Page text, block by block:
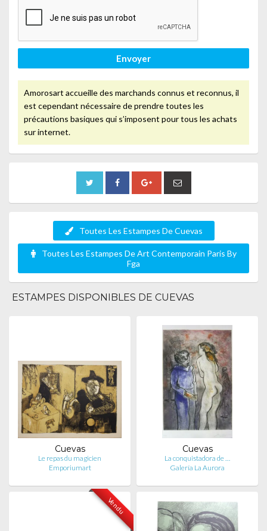
Envoyer
Amorosart accueille des marchands connus et reconnus, il
est cependant nécessaire de prendre toutes les
précautions basiques qui s’imposent pour tous les achats
sur internet.
Toutes Les Estampes De Cuevas
Toutes Les Estampes De Art Contemporain Paris By
Fga
ESTAMPES DISPONIBLES DE CUEVAS
Cuevas
Le repas du magicien
Emporiumart
Cuevas
La conquistadora de …
Galería La Aurora
Vendu